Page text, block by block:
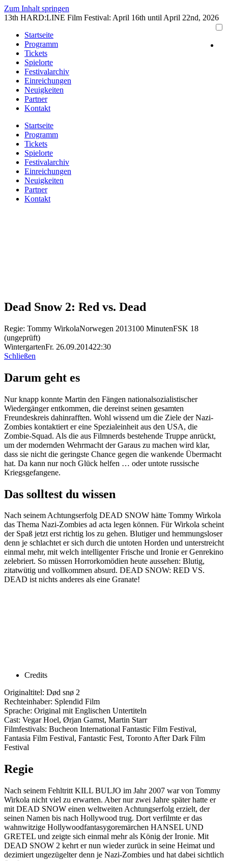
Zum Inhalt springen
13th HARD:LINE Film Festival: April 16th until April 22nd, 2026
Startseite
Programm
Tickets
Spielorte
Festivalarchiv
Einreichungen
Neuigkeiten
Partner
Kontakt
Startseite
Programm
Tickets
Spielorte
Festivalarchiv
Einreichungen
Neuigkeiten
Partner
Kontakt
Dead Snow 2: Red vs. Dead
Regie: Tommy WirkolaNorwegen 2013100 MinutenFSK 18
(ungeprüft)
WintergartenFr. 26.09.201422:30
Schließen
Darum geht es
Nur knapp konnte Martin den Fängen nationalsozialistischer
Wiedergänger entkommen, die dereinst seinen gesamten
Freundeskreis dahinrafften. Wohl wissend um die Ziele der Nazi-
Zombies kontaktiert er eine Spezialeinheit aus den USA, die
Zombie-Squad. Als die aus Filmnerds bestehende Truppe anrückt,
um der modernden Wehrmacht der Garaus zu machen wird klar,
dass sie nicht die geringste Chance gegen die wankende Übermacht
hat. Da kann nur noch Glück helfen … oder untote russische
Kriegsgefangene.
Das solltest du wissen
Nach seinem Achtungserfolg DEAD SNOW hätte Tommy Wirkola
das Thema Nazi-Zombies ad acta legen können. Für Wirkola scheint
der Spaß jetzt erst richtig los zu gehen. Blutiger und hemmungsloser
denn je schlachtet er sich durch die untoten Horden und unterstreicht
einmal mehr, mit welch intelligenter Frische und Ironie er Genrekino
zelebriert. So müssen Horrorkomödien heute aussehen: Blutig,
zitatwütig und vollkommen absurd. DEAD SNOW: RED VS.
DEAD ist nichts anderes als eine Granate!
Credits
Originaltitel: Død snø 2
Rechteinhaber: Splendid Film
Sprache: Original mit Englischen Untertiteln
Cast: Vegar Hoel, Ørjan Gamst, Martin Starr
Filmfestivals: Bucheon International Fantastic Film Festival,
Fantasia Film Festival, Fantastic Fest, Toronto After Dark Film
Festival
Regie
Nach seinem Fehltritt KILL BULJO im Jahr 2007 war von Tommy
Wirkola nicht viel zu erwarten. Aber nur zwei Jahre später hatte er
mit DEAD SNOW einen weltweiten Achtungserfolg erzielt, der
seinen Namen bis nach Hollywood trug. Dort verfilmte er das
wahnwitzige Hollywoodfantasygoremärchen HANSEL UND
GRETEL und zeigte sich einmal mehr als König der Ironie. Mit
DEAD SNOW 2 kehrt er nun wieder zurück in seine Heimat und
dezimiert ungezügelter denn je Nazi-Zombies und hat dabei sichtlich